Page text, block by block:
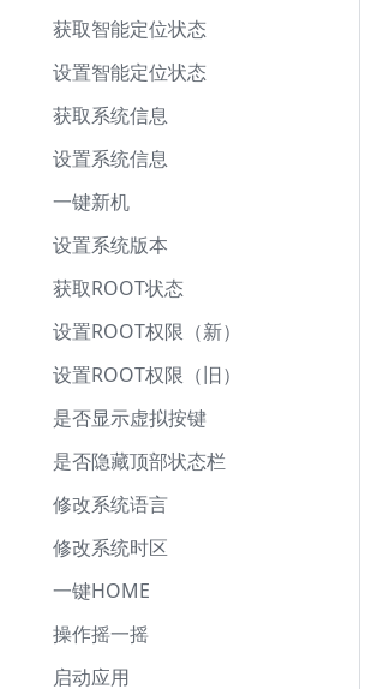
获取智能定位状态
设置智能定位状态
获取系统信息
设置系统信息
一键新机
设置系统版本
获取ROOT状态
设置ROOT权限（新）
设置ROOT权限（旧）
是否显示虚拟按键
是否隐藏顶部状态栏
修改系统语言
修改系统时区
一键HOME
操作摇一摇
启动应用